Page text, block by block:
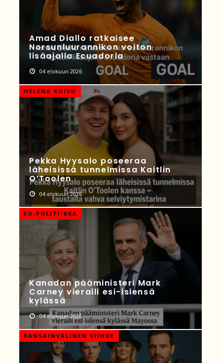
Amad Diallo ratkaisee
Norsunluurannikon voiton
lisäajalla Ecuadoria
04 elokuun 2026
HELENA KOIVU
Pekka Hyysalo poseeraa
läheisissä tunnelmissa Kaitlin
O’Toolen
04 elokuun 2026
EU-POLITIIKKA
Kanadan pääministeri Mark
Carney vieraili esi-isiensä
kylässä
04 elokuun 2026
KANSAINVÄLINEN VIIHDE